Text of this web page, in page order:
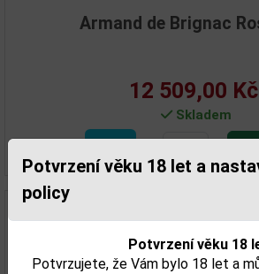
Potvrzení věku 18 let a
policy
Potvrzení věku 18
Potvrzujete, že Vám bylo 18 let a
Armand de Brignac
12 509,00 Kč
Skladem